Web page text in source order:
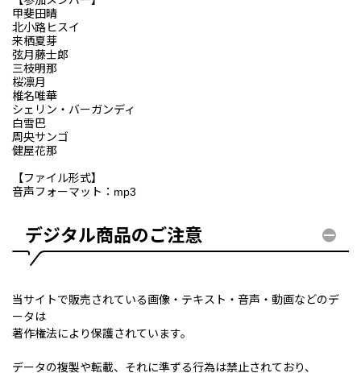
甲斐田晴
北小路ヒスイ
来栖夏芽
弦月藤士郎
三枝明那
桜凛月
椎名唯華
シェリン・バーガンディ
白雪巴
周央サンゴ
健屋花那
【ファイル形式】
音声フォーマット：mp3
デジタル商品のご注意
当サイトで販売されている画像・テキスト・音声・動画などのデ
ータは
著作権法により保護されています。
データの複製や転載、それに準ずる行為は禁止されており、